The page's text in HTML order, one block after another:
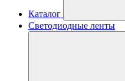
Каталог
Светодиодные ленты